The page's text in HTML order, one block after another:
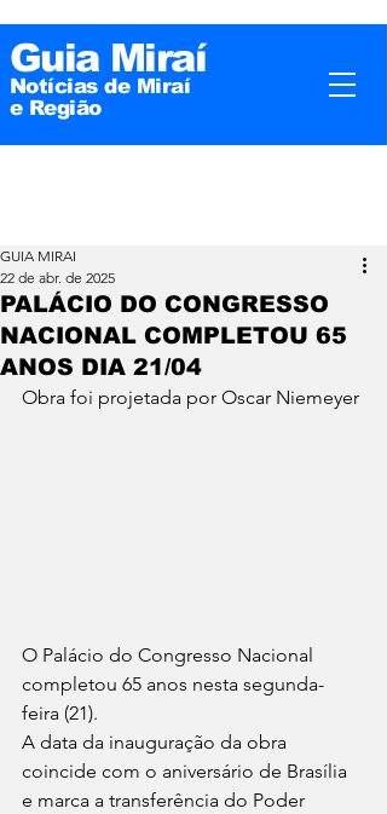
Guia Miraí
Notícias de Miraí
e Região
PALÁCIO DO CONGRESSO
NACIONAL COMPLETOU 65
ANOS DIA 21/04
GUIA MIRAI
22 de abr. de 2025
Obra foi projetada por Oscar Niemeyer
O Palácio do Congresso Nacional
completou 65 anos nesta segunda-
feira (21).
A data da inauguração da obra
coincide com o aniversário de Brasília
e marca a transferência do Poder